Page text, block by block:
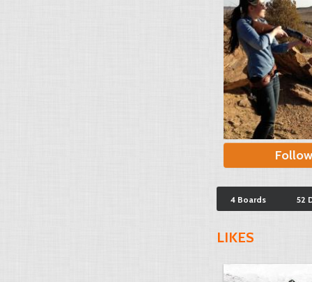
Follow
4 Boards 52
LIKES